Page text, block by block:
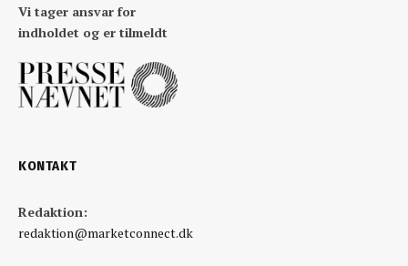
Vi tager ansvar for
indholdet og er tilmeldt
KONTAKT
Redaktion:
redaktion@marketconnect.dk